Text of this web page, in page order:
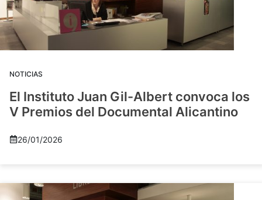
NOTICIAS
El Instituto Juan Gil-Albert convoca los
V Premios del Documental Alicantino
26/01/2026